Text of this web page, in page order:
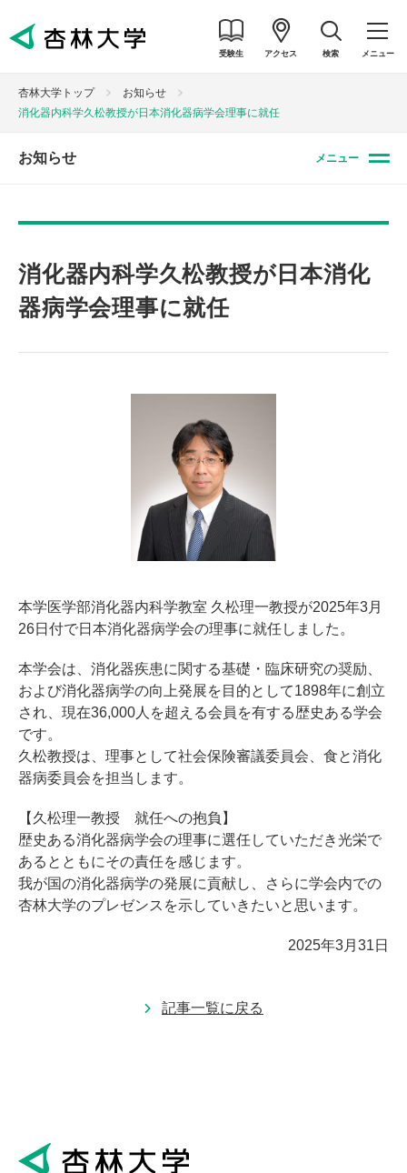
受験生 アクセス 検索 メニュー
杏林大学トップ
お知らせ
消化器内科学久松教授が日本消化器病学会理事に就任
お知らせ メニュー
消化器内科学久松教授が日本消化
器病学会理事に就任
本学医学部消化器内科学教室 久松理一教授が2025年3月
26日付で日本消化器病学会の理事に就任しました。
本学会は、消化器疾患に関する基礎・臨床研究の奨励、
および消化器病学の向上発展を目的として1898年に創立
され、現在36,000人を超える会員を有する歴史ある学会
です。
久松教授は、理事として社会保険審議委員会、食と消化
器病委員会を担当します。
【久松理一教授 就任への抱負】
歴史ある消化器病学会の理事に選任していただき光栄で
あるとともにその責任を感じます。
我が国の消化器病学の発展に貢献し、さらに学会内での
杏林大学のプレゼンスを示していきたいと思います。
2025年3月31日
記事一覧に戻る